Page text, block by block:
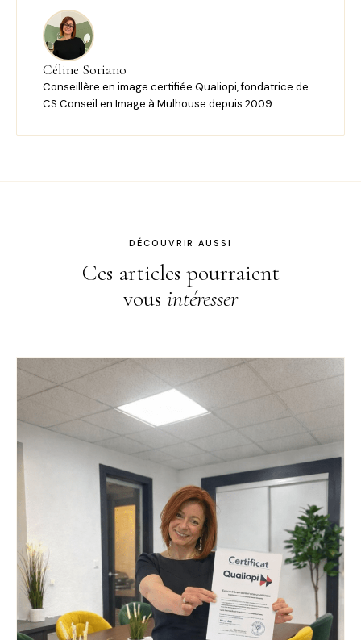
Céline Soriano
Conseillère en image certifiée Qualiopi, fondatrice de
CS Conseil en Image à Mulhouse depuis 2009.
DÉCOUVRIR AUSSI
Ces articles pourraient
vous intéresser